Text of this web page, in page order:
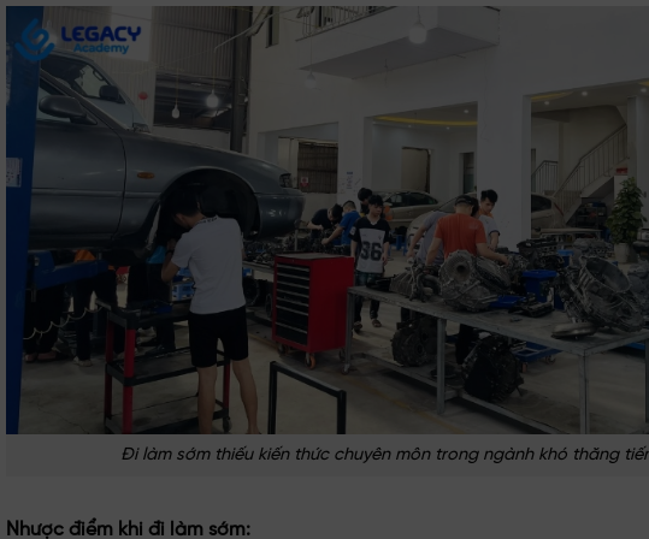
Đi làm sớm thiếu kiến thức chuyên môn trong ngành khó thăng
Nhược điểm khi đi làm sớm: